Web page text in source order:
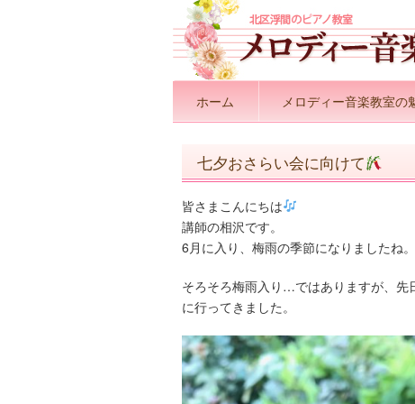
ホーム メロディー音楽教室の
七夕おさらい会に向けて
皆さまこんにちは
講師の相沢です。
6月に入り、梅雨の季節になりましたね。
そろそろ梅雨入り…ではありますが、先
に行ってきました。